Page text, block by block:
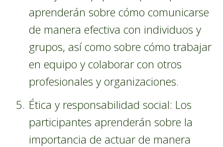
aprenderán sobre cómo comunicarse
de manera efectiva con individuos y
grupos, así como sobre cómo trabajar
en equipo y colaborar con otros
profesionales y organizaciones.
Ética y responsabilidad social: Los
participantes aprenderán sobre la
importancia de actuar de manera